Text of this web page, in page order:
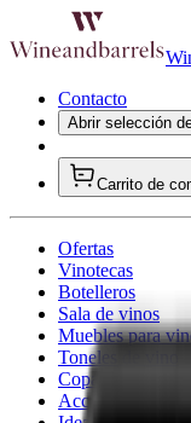
Contacto
Abrir selección
Carrito de
Ofertas
Vinotecas
Botelleros
Sala de vinos
Muebles para
Toneles de vino
Copa de vino
Accesorios para